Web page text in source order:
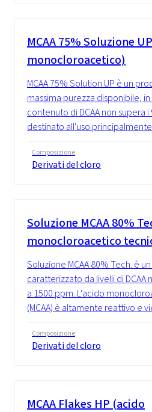
MCAA 75% Soluzione
monocloroacetico)
MCAA 75% Solution UP è un
massima purezza disponibile, in
contenuto di DCAA non supera i
destinato all'uso principalmente
Composizione
Derivati del cloro
Soluzione MCAA 80%
monocloroacetico
Soluzione MCAA 80% Tech. è
caratterizzato da livelli di DCAA
a 1500 ppm. L'acido
(MCAA) è altamente reattivo e
Composizione
Derivati del cloro
MCAA Flakes HP (acido